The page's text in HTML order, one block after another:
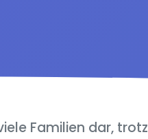
Familien dar, trotz